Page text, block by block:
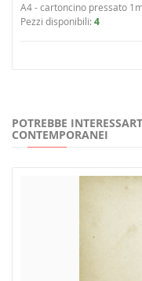
A4 - cartoncino pressato
Pezzi disponibili: 4
POTREBBE
CONTEMPORANEI